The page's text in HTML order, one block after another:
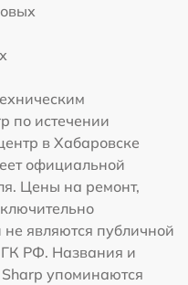
по истечении
в Хабаровске
официальной
Цены на ремонт,
являются публичной
ГК РФ. Названия и
упоминаются